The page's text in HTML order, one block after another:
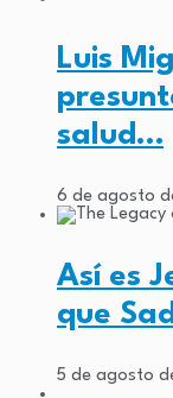
Luis
salud…
6 de agosto
Así es
que
5 de agosto